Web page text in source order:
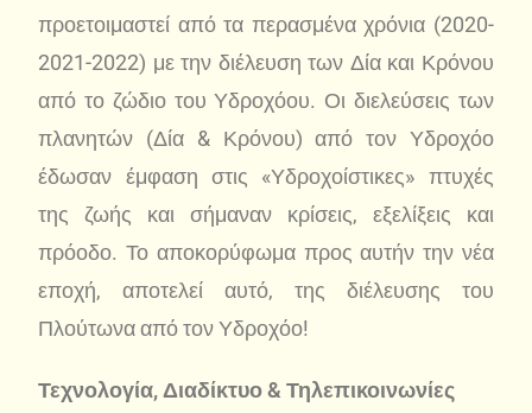
προετοιμαστεί από τα περασμένα χρόνια (2020-
2021-2022) με την διέλευση των Δία και Κρόνου
από το ζώδιο του Υδροχόου. Οι διελεύσεις των
πλανητών (Δία & Κρόνου) από τον Υδροχόο
έδωσαν έμφαση στις «Υδροχοίστικες» πτυχές
της ζωής και σήμαναν κρίσεις, εξελίξεις και
πρόοδο. Το αποκορύφωμα προς αυτήν την νέα
εποχή, αποτελεί αυτό, της διέλευσης του
Πλούτωνα από τον Υδροχόο!
Τεχνολογία, Διαδίκτυο & Τηλεπικοινωνίες